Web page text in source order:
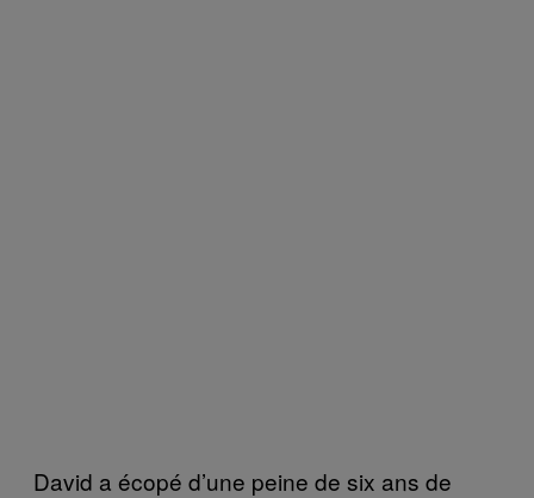
David a écopé d’une peine de six ans de